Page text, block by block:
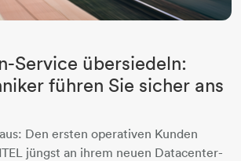
Service übersiedeln:
führen Sie sicher ans
Den ersten operativen Kunden
jüngst an ihrem neuen Datacenter-